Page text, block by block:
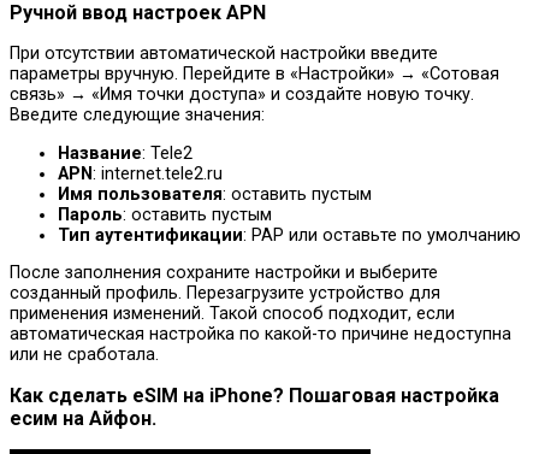
Ручной ввод настроек APN
При отсутствии автоматической настройки введите
параметры вручную. Перейдите в «Настройки» → «Сотовая
связь» → «Имя точки доступа» и создайте новую точку.
Введите следующие значения:
Название: Tele2
APN: internet.tele2.ru
Имя пользователя: оставить пустым
Пароль: оставить пустым
Тип аутентификации: PAP или оставьте по умолчанию
После заполнения сохраните настройки и выберите
созданный профиль. Перезагрузите устройство для
применения изменений. Такой способ подходит, если
автоматическая настройка по какой-то причине недоступна
или не сработала.
Как сделать eSIM на iPhone? Пошаговая настройка
есим на Айфон.